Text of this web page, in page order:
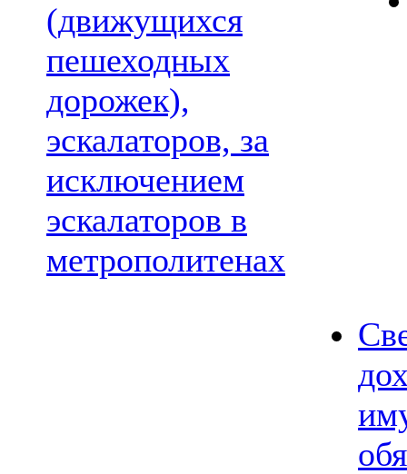
(движущихся
пешеходных
дорожек),
эскалаторов, за
исключением
эскалаторов в
метрополитенах